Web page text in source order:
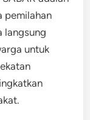
pemilahan
langsung
untuk